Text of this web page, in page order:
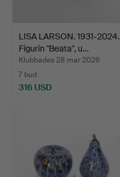
LISA LARSON. 1931-2024.
Figurin "Beata", u…
Klubbades 28 mar 2026
7 bud
316 USD